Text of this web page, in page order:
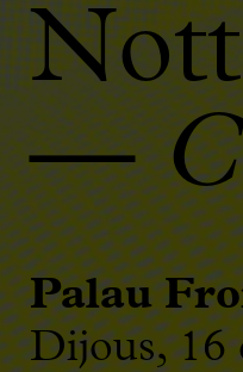
—
Palau
Dijous, 16